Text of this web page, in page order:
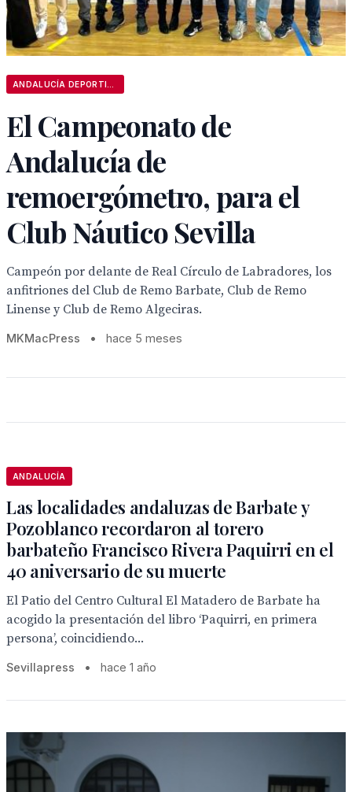
El Campeonato de
Andalucía de
remoergómetro, para el
Club Náutico Sevilla
Campeón por delante de Real Círculo de Labradores, los
anfitriones del Club de Remo Barbate, Club de Remo
Linense y Club de Remo Algeciras.
MKMacPress • hace 5 meses
ANDALUCÍA
Las localidades andaluzas de Barbate y
Pozoblanco recordaron al torero
barbateño Francisco Rivera Paquirri en el
40 aniversario de su muerte
El Patio del Centro Cultural El Matadero de Barbate ha
acogido la presentación del libro ‘Paquirri, en primera
persona’, coincidiendo...
Sevillapress • hace 1 año